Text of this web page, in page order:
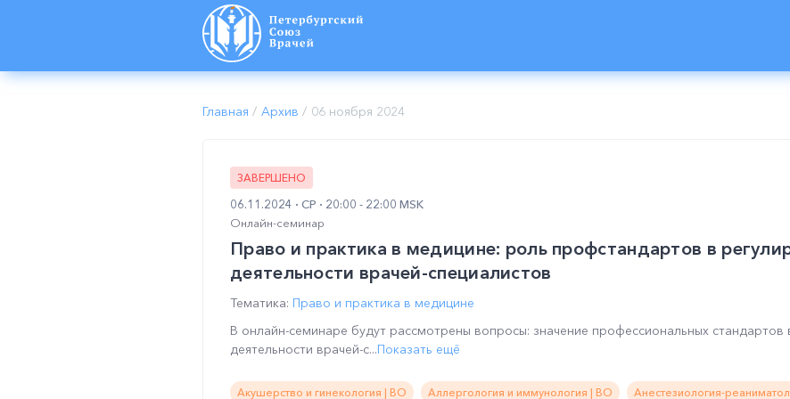
Главная / Архив / 06 ноября 2024
ЗАВЕРШЕНО
06.11.2024 СР 20:00 - 22:00 MSK
Онлайн-семинар
Право и практика в медицине: роль профстандартов в
деятельности врачей-специалистов
Тематика: Право и практика в медицине
В онлайн-семинаре будут рассмотрены вопросы: значение профессиональных стандартов
деятельности врачей-с...Показать ещё
Акушерство и гинекология | ВО Аллергология и иммунология | ВО Анестезиология-